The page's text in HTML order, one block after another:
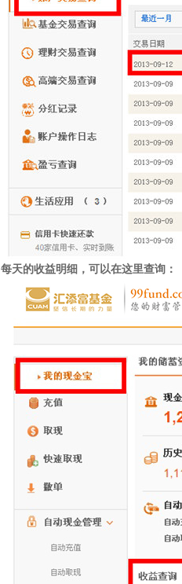
每天的收益明细，可以在这里查询：